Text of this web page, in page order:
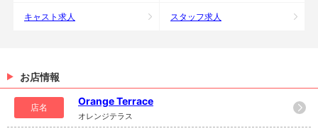
キャスト求人 スタッフ求人
お店情報
店名
Orange Terrace
オレンジテラス